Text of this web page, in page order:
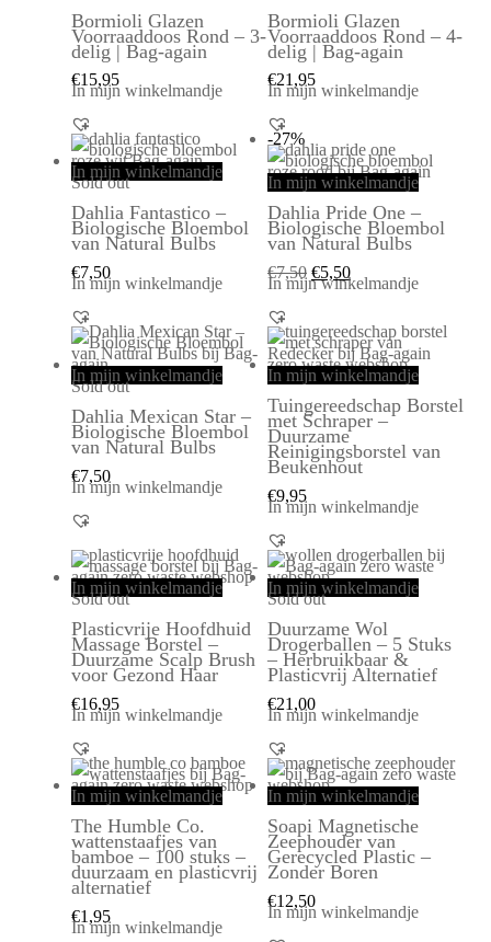
Bormioli Glazen
Voorraaddoos Rond – 3-
delig | Bag-again
€15,95
In mijn winkelmandje
Bormioli Glazen
Voorraaddoos Rond – 4-
delig | Bag-again
€21,95
In mijn winkelmandje
In mijn winkelmandje
Sold out
Dahlia Fantastico –
Biologische Bloembol
van Natural Bulbs
€7,50
In mijn winkelmandje
-27%
In mijn winkelmandje
Dahlia Pride One –
Biologische Bloembol
van Natural Bulbs
€7,50 €5,50
In mijn winkelmandje
In mijn winkelmandje
Sold out
Dahlia Mexican Star –
Biologische Bloembol
van Natural Bulbs
€7,50
In mijn winkelmandje
In mijn winkelmandje
Tuingereedschap Borstel
met Schraper –
Duurzame
Reinigingsborstel van
Beukenhout
€9,95
In mijn winkelmandje
In mijn winkelmandje
Sold out
Plasticvrije Hoofdhuid
Massage Borstel –
Duurzame Scalp Brush
voor Gezond Haar
€16,95
In mijn winkelmandje
In mijn winkelmandje
Sold out
Duurzame Wol
Drogerballen – 5 Stuks
– Herbruikbaar &
Plasticvrij Alternatief
€21,00
In mijn winkelmandje
In mijn winkelmandje
The Humble Co.
wattenstaafjes van
bamboe – 100 stuks –
duurzaam en plasticvrij
alternatief
€1,95
In mijn winkelmandje
In mijn winkelmandje
Soapi Magnetische
Zeephouder van
Gerecycled Plastic –
Zonder Boren
€12,50
In mijn winkelmandje